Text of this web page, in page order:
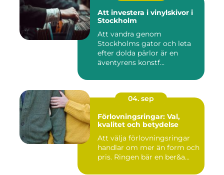
Att investera i vinylskivor i
Stockholm
Att vandra genom
Stockholms gator och leta
efter dolda pärlor är en
äventyrens konstf...
04. sep
Förlovningsringar: Val,
kvalitet och betydelse
Att välja förlovningsringar
handlar om mer än form och
pris. Ringen bär en ber&a...